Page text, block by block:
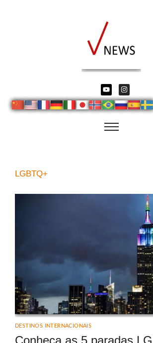
LGBTQ+
DESTINOS INTERNACIONAIS